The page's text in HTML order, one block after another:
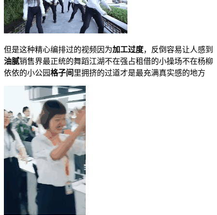
但是这种精心编排过的视频因为加工过度，反倒容易让人感到
油腻销售界最正统的舞蹈江湖不在强占租借的小操场不在杨柳
依依的小公园格子间 里拥挤的过道才是最充满真实感的地方